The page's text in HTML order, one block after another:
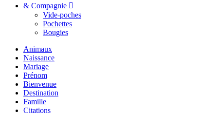
& Compagnie
Vide-poches
Pochettes
Bougies
Animaux
Naissance
Mariage
Prénom
Bienvenue
Destination
Famille
Citations